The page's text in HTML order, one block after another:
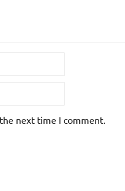
next time I comment.